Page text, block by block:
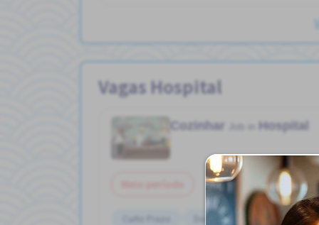
Vagas Hospital
Cozinhar Hospital
Dormitório Fornecido